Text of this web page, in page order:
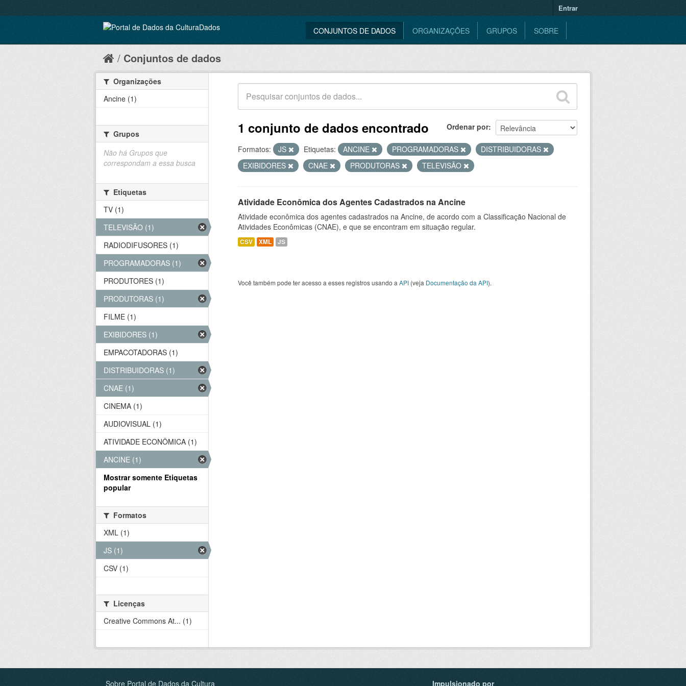
Entrar
CONJUNTOS DE DADOS ORGANIZAÇÕES GRUPOS SOBRE
Conjuntos de dados
Ordenar por
1 conjunto de dados encontrado
Formatos: JS Etiquetas: ANCINE PROGRAMADORAS
DISTRIBUIDORAS
EXIBIDORES
CNAE PRODUTORAS TELEVISÃO
Atividade Econômica dos Agentes Cadastrados na Ancine
Atividade econômica dos agentes cadastrados na Ancine, de acordo com a Classificação Nacional de
Atividades Econômicas (CNAE), e que se encontram em situação regular.
CSV XML JS
Você também pode ter acesso a esses registros usando a API (veja Documentação da API).
Organizações
Ancine (1)
Grupos
Não há Grupos que
correspondam a essa busca
Etiquetas
TV (1)
TELEVISÃO (1)
RADIODIFUSORES (1)
PROGRAMADORAS (1)
PRODUTORES (1)
PRODUTORAS (1)
FILME (1)
EXIBIDORES (1)
EMPACOTADORAS (1)
DISTRIBUIDORAS (1)
CNAE (1)
CINEMA (1)
AUDIOVISUAL (1)
ATIVIDADE ECONÔMICA (1)
ANCINE (1)
Mostrar somente Etiquetas
popular
Formatos
XML (1)
JS (1)
CSV (1)
Licenças
Creative Commons At... (1)
Sobre Portal de Dados da Cultura Impulsionado por